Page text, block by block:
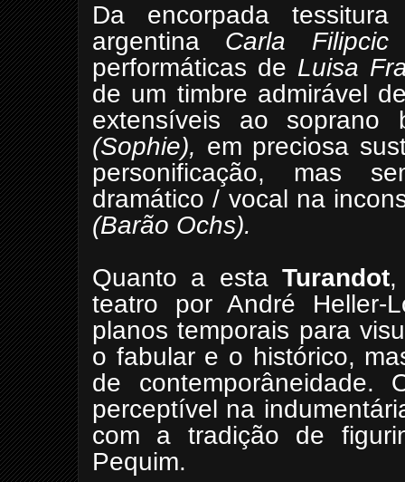
Da encorpada
argentina Carla
Filipcic
performáticas de Luisa
de um timbre admirável
extensíveis ao soprano
(Sophie), em preciosa
personificação, mas
dramático / vocal na
(Barão Ochs).
Quanto a estaTurandot,
teatro por André Heller-
planos temporais para
o fabular e o histórico,
de contemporâneidade.
perceptível na
com a tradição de
Pequim.